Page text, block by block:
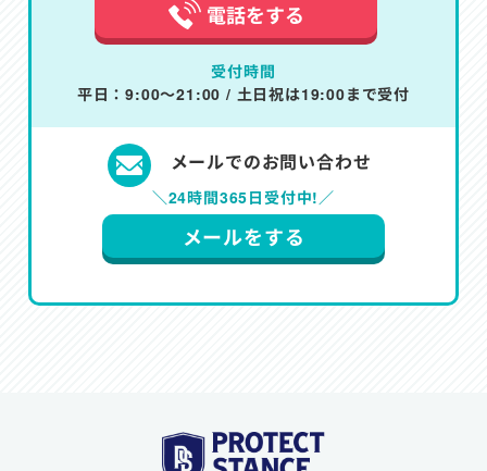
電話をする
受付時間
平日：9:00～21:00 / 土日祝は19:00まで受付
メールでのお問い合わせ
＼24時間365日受付中!／
メールをする